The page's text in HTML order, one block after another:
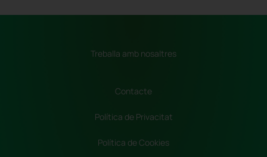
Treballa amb nosaltres
Contacte
Política de Privacitat
Política de Cookies